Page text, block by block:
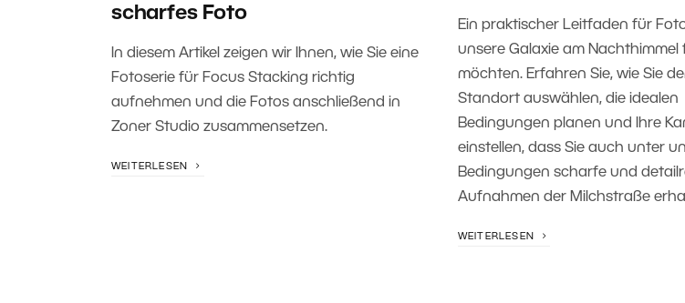
scharfes Foto
In diesem Artikel zeigen wir Ihnen, wie Sie eine
Fotoserie für Focus Stacking richtig
aufnehmen und die Fotos anschließend in
Zoner Studio zusammensetzen.
WEITERLESEN
Ein praktischer Leitfaden für
unsere Galaxie am Nachthimmel
möchten. Erfahren Sie, wie Sie
Standort auswählen, die idealen
Bedingungen planen und Ihre
einstellen, dass Sie auch unter
Bedingungen scharfe und
Aufnahmen der Milchstraße
WEITERLESEN